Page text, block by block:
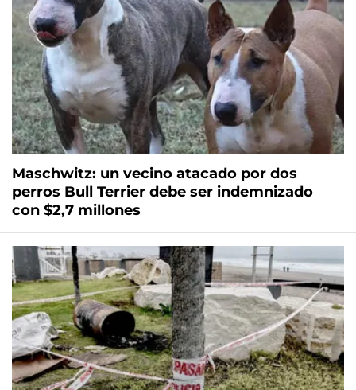
Maschwitz: un vecino atacado por dos
perros Bull Terrier debe ser indemnizado
con $2,7 millones